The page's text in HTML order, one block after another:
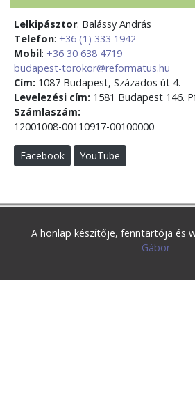
Lelkipásztor: Balássy András
Telefon: +36 (1) 333 1942
Mobil: +36 30 638 4719
budapest-torokor@reformatus.hu
Cím: 1087 Budapest, Százados út 4.
Levelezési cím: 1581 Budapest 146.
Számlaszám:
12001008-00110917-00100000
Facebook YouTube
A honlap készítője, fenntartója és
Gábor